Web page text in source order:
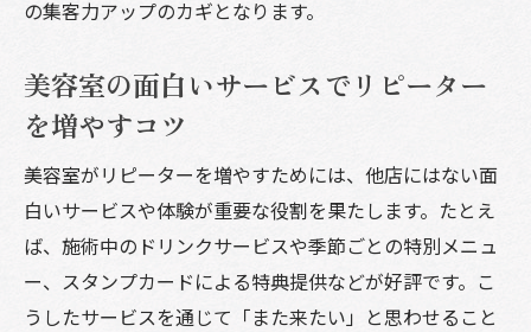
美容業界2025年動向と集客アイデアの最前
美容師集客アプリ導入で未来型集客を実現
する方法
トレンドを押さえた美容室集客プロモーシ
ョンの工夫
1人美容室集客を支えるデジタル戦略と実践
の集客力アップのカギとなります。
美容室の面白いサービスでリピーター
を増やすコツ
美容室がリピーターを増やすためには、他店にはない面
白いサービスや体験が重要な役割を果たします。たとえ
ば、施術中のドリンクサービスや季節ごとの特別メニュ
ー、スタンプカードによる特典提供などが好評です。こ
うしたサービスを通じて「また来たい」と思わせること